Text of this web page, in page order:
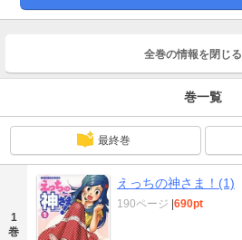
全巻の情報を 閉じる
巻一覧
最終巻
1
巻
えっちの神さま！(1)
190ページ 690pt